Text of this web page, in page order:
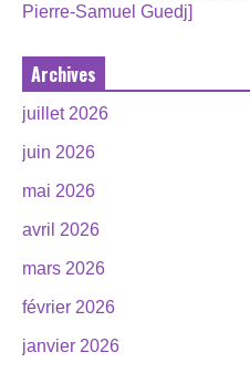
Pierre-Samuel Guedj]
Archives
juillet 2026
juin 2026
mai 2026
avril 2026
mars 2026
février 2026
janvier 2026